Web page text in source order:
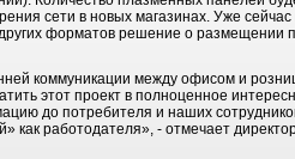
сети в новых магазинах. Уже
форматов решение о размещении
коммуникации между офисом и
этот проект в полноценное
до потребителя и наших
работодателя», - отмечает